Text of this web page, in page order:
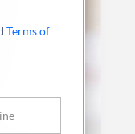
Terms of